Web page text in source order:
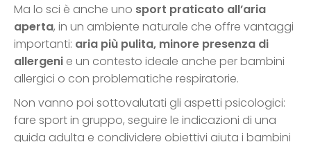
Ma lo sci è anche uno sport praticato all’aria
aperta, in un ambiente naturale che offre vantaggi
importanti: aria più pulita, minore presenza di
allergeni e un contesto ideale anche per bambini
allergici o con problematiche respiratorie.
Non vanno poi sottovalutati gli aspetti psicologici:
fare sport in gruppo, seguire le indicazioni di una
guida adulta e condividere obiettivi aiuta i bambini